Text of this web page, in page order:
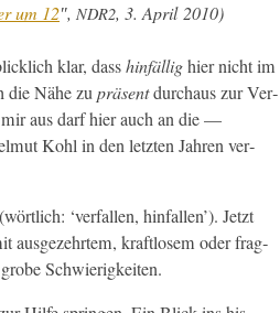
um 12″, NDR2, 3. April 2010)
klar, dasshin­fäl­lighier nicht im
die Nähe zupräsentdur­chaus zur Ver­
aus darf hier auch an die —
Kohl in den let­zten Jahren ver­
‘ver­fall­en, hin­fall­en’). Jet­zt
aus­gezehrtem, kraft­losem oder frag­
Schwierigkeiten.